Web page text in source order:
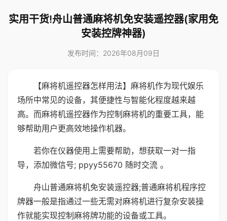
实用干货!舟山普通麻将机免安装遥控器(家用免
安装控牌神器)
发布时间：2026年08月09日
【麻将机遥控器怎样用法】麻将机作为现代娱乐
场所中常见的设备，其便捷性与智能化程度越来越
高。而麻将机遥控器作为控制麻将机的重要工具，能
够帮助用户更高效地操作机器。
若你在仪器使用上需要帮助，想获取一对一指
导，添加微信号; ppyy55670 随时交流 。
舟山普通麻将机免安装遥控器;普通麻将机程序控
牌器一般是指通过一些无需对麻将机进行复杂安装操
作就能实现控制麻将牌功能的设备或工具。